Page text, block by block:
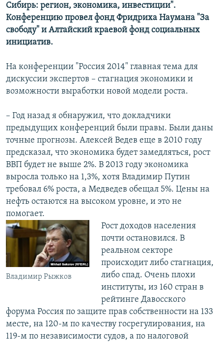
Сибирь: регион, экономика, инвестиции".
Конференцию провел фонд Фридриха Наумана "За
свободу" и Алтайский краевой фонд социальных
инициатив.
На конференции "Россия 2014" главная тема для
дискуссии экспертов – стагнация экономики и
возможности выработки новой модели роста.
– Год назад я обнаружил, что докладчики
предыдущих конференций были правы. Были даны
точные прогнозы. Алексей Ведев еще в 2010 году
предсказал, что экономика будет замедляться, рост
ВВП будет не выше 2%. В 2013 году экономика
выросла только на 1,3%, хотя Владимир Путин
требовал 6% роста, а Медведев обещал 5%. Цены на
нефть остаются на высоком уровне, и это не
помогает.
Владимир Рыжков
Рост доходов населения
почти остановился. В
реальном секторе
происходит либо стагнация,
либо спад. Очень плохи
институты, из 160 стран в
рейтинге Давосского
форума Россия по защите прав собственности на 133
месте, на 120-м по качеству госрегулирования, на
119-м по независимости судов, а по налоговой